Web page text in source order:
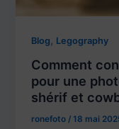
Blog , Legography
Comment
pour une
shérif et
ronefoto/18 mai